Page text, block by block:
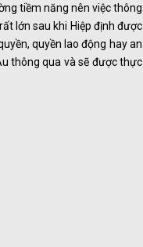
tiềm năng nên việc thông
lớn sau khi Hiệp định được
quyền lao động hay an
thông qua và sẽ được thực